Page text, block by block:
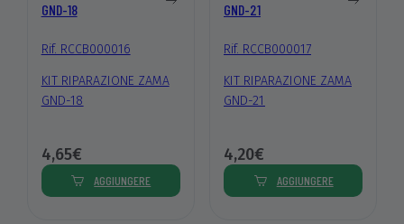
GND-18
Rif. RCCB000016
KIT RIPARAZIONE ZAMA
GND-18
4,65€
AGGIUNGERE
GND-21
Rif. RCCB000017
KIT RIPARAZIONE ZAMA
GND-21
4,20€
AGGIUNGERE